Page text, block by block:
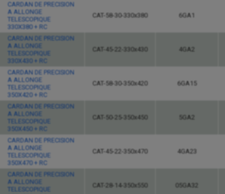
CARDAN DE PRECISION
A ALLONGE
TELESCOPIQUE
330X380 + RC
CAT-58-30-330x380 6GA1
CARDAN DE PRECISION
A ALLONGE
TELESCOPIQUE
330X430 + RC
CAT-45-22-330x430 4GA2
CARDAN DE PRECISION
A ALLONGE
TELESCOPIQUE
350X420 + RC
CAT-58-30-350x420 6GA15
CARDAN DE PRECISION
A ALLONGE
TELESCOPIQUE
350X450 + RC
CAT-50-25-350x450 5GA2
CARDAN DE PRECISION
A ALLONGE
TELESCOPIQUE
350X470 + RC
CAT-45-22-350x470 4GA23
CARDAN DE PRECISION
A ALLONGE
TELESCOPIQUE
CAT-28-14-350x550 05GA32